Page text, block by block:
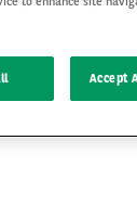
Accept